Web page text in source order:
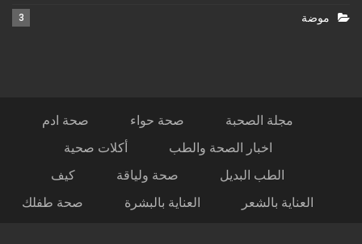
موضة 3
مجلة الصحبة صحة حواء
صحة ادم
اخبار الصحة والطب
أكلات صحية
الطب البديل
صحة ولياقة
كيف
العناية بالشعر
العناية بالبشرة صحة طفلك